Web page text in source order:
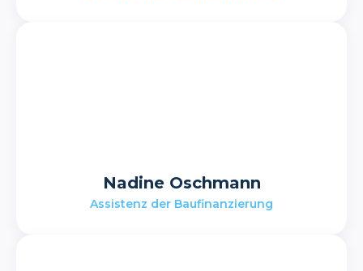
Nadine Oschmann
Assistenz der Baufinanzierung